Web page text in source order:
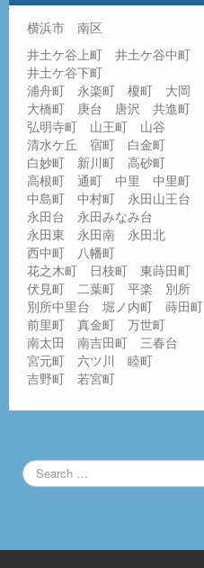
横浜市 南区
井土ケ谷上町 井土ケ谷中町
井土ケ谷下町
浦舟町 永楽町 榎町 大岡
大橋町 庚台 唐沢 共進町
弘明寺町 山王町 山谷
清水ケ丘 宿町 白金町
白妙町 新川町 高砂町
高根町 通町 中里 中里町
中島町 中村町 永田山王台
永田台 永田みなみ台
永田東 永田南 永田北
西中町 八幡町
花之木町 日枝町 東蒔田町
伏見町 二葉町 平楽 別所
別所中里台 堀ノ内町 蒔田町
前里町 真金町 万世町
南太田 南吉田町 三春台
宮元町 六ツ川 睦町
吉野町 若宮町